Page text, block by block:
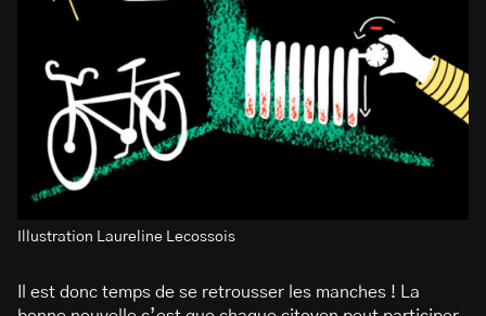
Illustration Laureline Lecossois
Il est donc temps de se retrousser les manches ! La